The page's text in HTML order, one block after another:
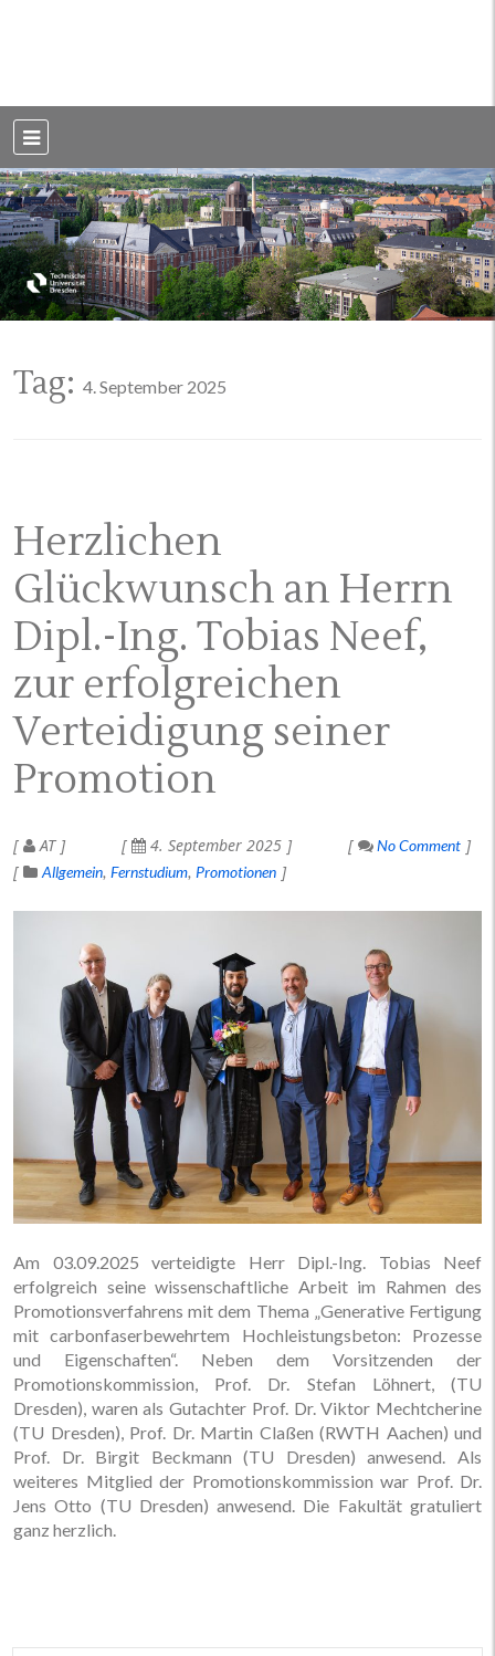
Dresden
Tag: 4. September 2025
Herzlichen
Glückwunsch an Herrn
Dipl.-Ing. Tobias Neef,
zur erfolgreichen
Verteidigung seiner
Promotion
AT 4. September 2025
No Comment
Allgemein Fernstudium Promotionen
Am 03.09.2025 verteidigte Herr Dipl.-Ing. Tobias Neef
erfolgreich seine wissenschaftliche Arbeit im Rahmen des
Promotionsverfahrens mit dem Thema „Generative Fertigung
mit carbonfaserbewehrtem Hochleistungsbeton: Prozesse
und Eigenschaften“. Neben dem Vorsitzenden der
Promotionskommission, Prof. Dr. Stefan Löhnert, (TU
Dresden), waren als Gutachter Prof. Dr. Viktor Mechtcherine
(TU Dresden), Prof. Dr. Martin Claßen (RWTH Aachen) und
Prof. Dr. Birgit Beckmann (TU Dresden) anwesend. Als
weiteres Mitglied der Promotionskommission war Prof. Dr.
Jens Otto (TU Dresden) anwesend. Die Fakultät gratuliert
ganz herzlich.